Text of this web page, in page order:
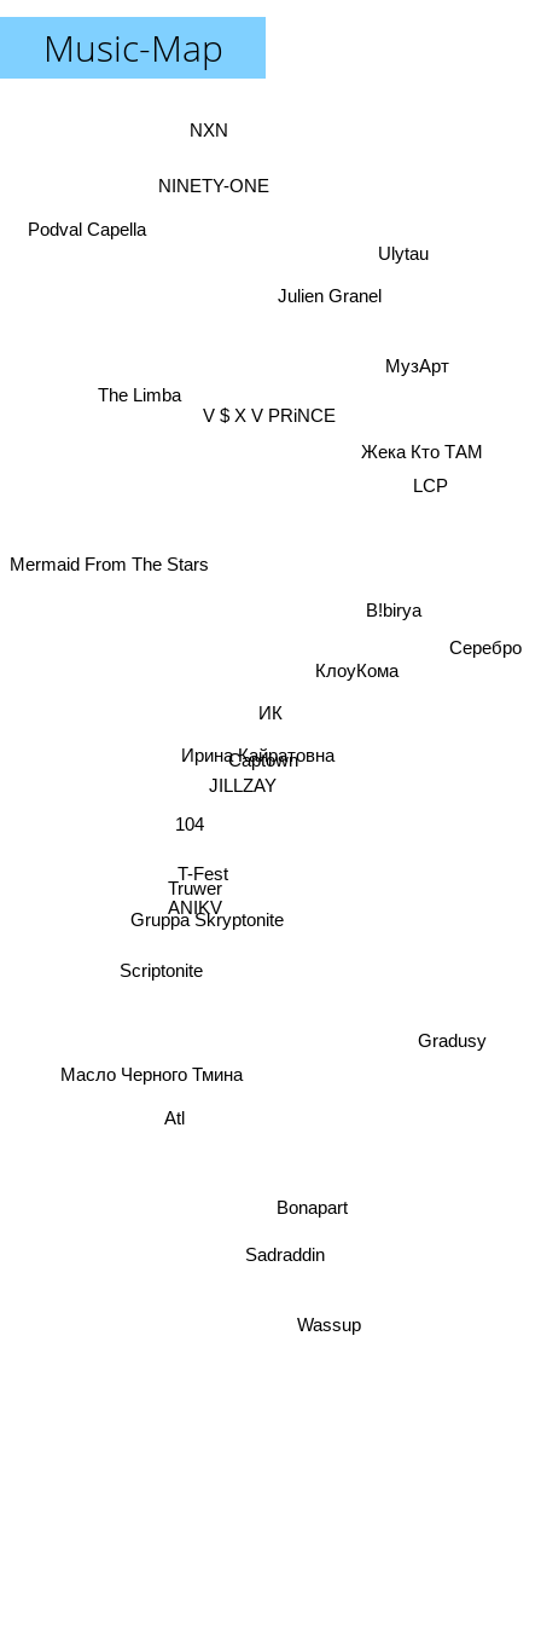
Music-Map
ИК
Ирина Кайратовна
Captown
JILLZAY
104
Gruppa Skryptonite
Truwer
ANIKV
T-Fest
V $ X V PRiNCE
КлоуКома
Scriptonite
B!birya
Sadraddin
Жека Кто ТАМ
LCP
Mermaid From The Stars
Julien Granel
Масло Черного Тмина
Gradusy
Atl
МузАрт
NINETY-ONE
NXN
The Limba
Wassup
Bonapart
Серебро
Ulytau
Podval Capella